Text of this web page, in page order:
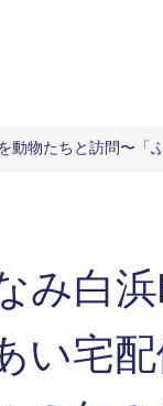
動物たちと訪問〜「
み白
い宅